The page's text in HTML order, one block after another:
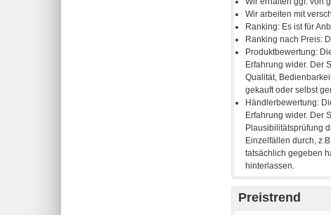
Preistrend